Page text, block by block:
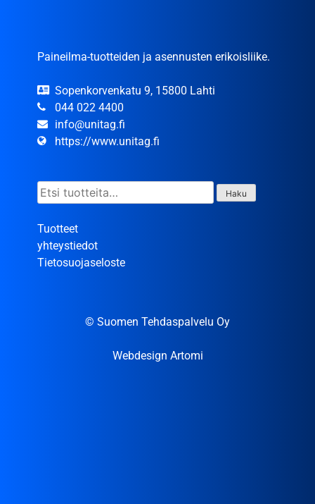
Paineilma-tuotteiden ja asennusten erikoisliike.
Sopenkorvenkatu 9, 15800 Lahti
044 022 4400
info@unitag.fi
https://www.unitag.fi
Etsi: Haku
Tuotteet
yhteystiedot
Tietosuojaseloste
© Suomen Tehdaspalvelu Oy
Webdesign Artomi